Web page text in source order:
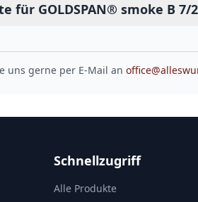
für GOLDSPAN® smoke B 7/
uns gerne per E-Mail an
Schnellzugriff
Alle Produkte